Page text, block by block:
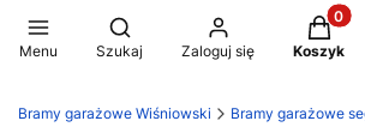
Menu
Otwórz wyszukiwarkę
Szukaj Zaloguj się Koszyk
Bramy garażowe Wiśniowski